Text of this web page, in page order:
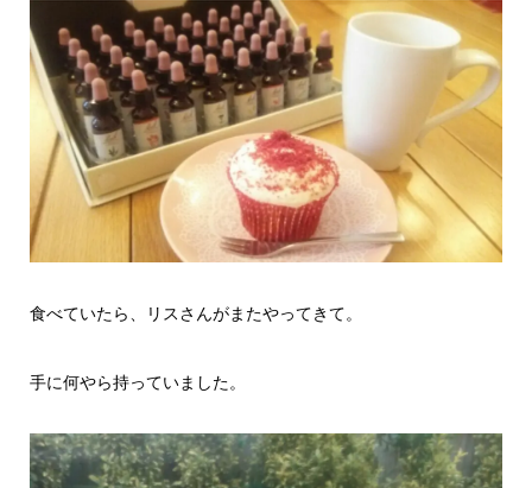
食べていたら、リスさんがまたやってきて。
手に何やら持っていました。